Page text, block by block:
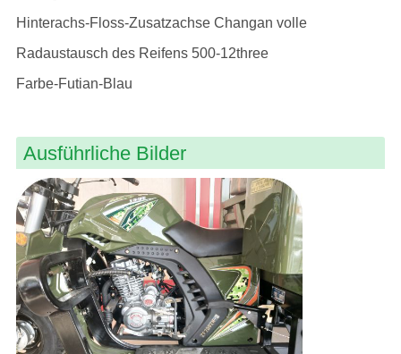
Hinterachs-Floss-Zusatzachse Changan volle
Radaustausch des Reifens 500-12three
Farbe-Futian-Blau
Ausführliche Bilder